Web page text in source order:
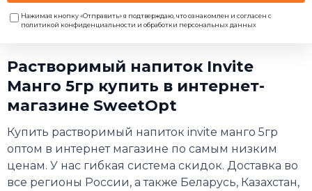
Нажимая кнопку «Отправить» я подтверждаю, что ознакомлен и согласен с
политикой конфиденциальности и обработки персональных данных
Растворимый напиток Invite
Манго 5гр купить в интернет-
магазине SweetOpt
Купить растворимый напиток invite манго 5гр
оптом в интернет магазине по самым низким
ценам. У нас гибкая система скидок. Доставка во
все регионы России, а также Беларусь, Казахстан,